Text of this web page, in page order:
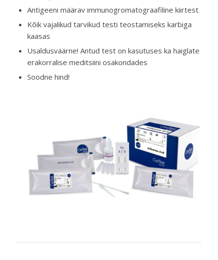
Antigeeni määrav immunogromatograafiline kiirtest
Kõik vajalikud tarvikud testi teostamiseks karbiga
kaasas
Usaldusväärne! Antud test on kasutuses ka haiglate
erakorralise meditsiini osakondades
Soodne hind!